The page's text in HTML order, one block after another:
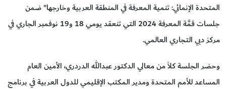
المتحدة الإنمائي: تنمية المعرفة في المنطقة العربية وخارجها" ضمن
جلسات قمَّة المعرفة 2024 التي تنعقد يومي 18 و19 نوفمبر الجاري في
مركز دبي التجاري العالمي.
وحضر الجلسة كلاً من معالي الدكتور عبدالله الدردري، الأمين العام
المساعد للأمم المتحدة ومدير المكتب الإقليمي للدول العربية في برنامج